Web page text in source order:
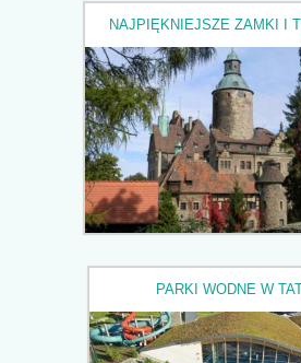
NAJPIĘKNIEJSZE ZAMKI I
PARKI WODNE W